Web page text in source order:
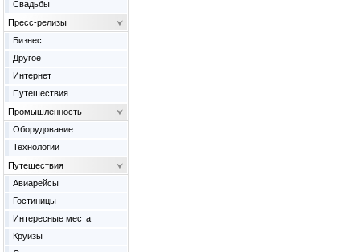
Свадьбы
Пресс-релизы
Бизнес
Другое
Интернет
Путешествия
Промышленность
Оборудование
Технологии
Путешествия
Авиарейсы
Гостиницы
Интересные места
Круизы